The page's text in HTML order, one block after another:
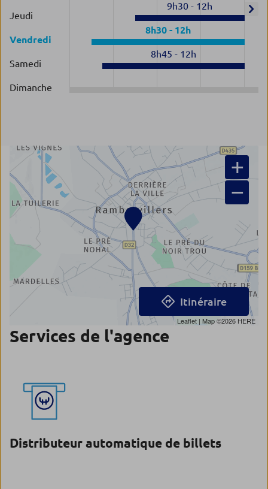
Jeudi
9h30 - 12h
Vendredi
8h30- 12h
Samedi
8h45 - 12h
Dimanche
+
−
Leaflet | Map ©2026 HERE
Itinéraire
Services de l'agence
Distributeur automatique de billets